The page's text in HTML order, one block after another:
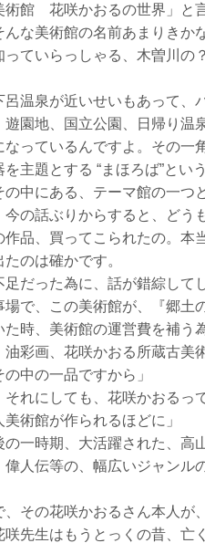
術館 花咲かおるの世界」と
んな美術館の名前あまりきか
っていらっしゃる、木曽川
呂温泉が近いせいもあって、
遊園地、国立公園、日帰り温
っているんですよ。その一
を主題とする “まほろば”と
中にある、テーマ館の一つ
今の話ぶりからすると、ど
品、買ってこられたの。本
たのは確かです。
だった為に、話が錯綜して
で、この美術館が、『郷土
た時、美術館の運営費を補
油彩画、花咲かおる所蔵古美
中の一品ですから」
それにしても、花咲かおる
術館が作られるほどに」
の一時期、大活躍された、
偉人伝等の、幅広いジャンル
、その花咲かおるさん本人が
咲先生はもうとっくの昔、